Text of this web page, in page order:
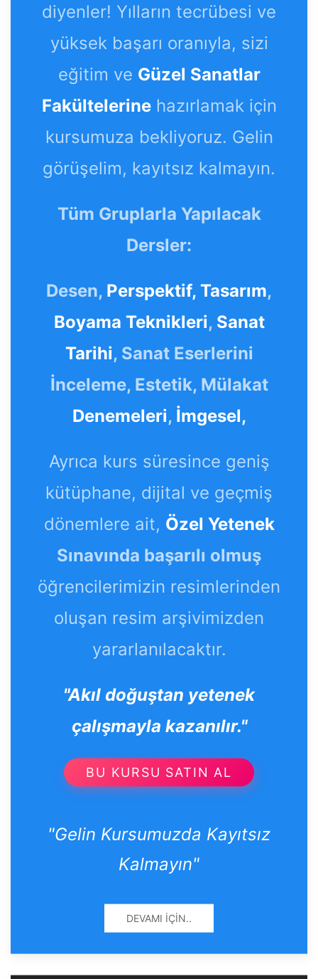
diyenler! Yılların tecrübesi ve
yüksek başarı oranıyla, sizi
eğitim ve Güzel Sanatlar
Fakültelerinehazırlamak için
kursumuza bekliyoruz. Gelin
görüşelim, kayıtsız kalmayın.
Tüm Gruplarla Yapılacak
Dersler:
Desen, Perspektif, Tasarım,
Boyama Teknikleri, Sanat
Tarihi, Sanat Eserlerini
İnceleme, Estetik, Mülakat
Denemeleri, İmgesel,
Ayrıca kurs süresince geniş
kütüphane, dijital ve geçmiş
dönemlere ait, Özel Yetenek
Sınavında başarılı olmuş
öğrencilerimizin resimlerinden
oluşan resim arşivimizden
yararlanılacaktır.
"Akıl doğuştan yetenek
çalışmayla kazanılır."
BU KURSU SATIN AL
"Gelin Kursumuzda Kayıtsız
Kalmayın"
DEVAMI İÇIN..